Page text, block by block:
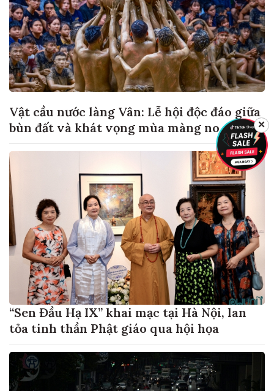
Vật cầu nước làng Vân: Lễ hội độc đáo giữa
bùn đất và khát vọng mùa màng no đủ
“Sen Đầu Hạ IX” khai mạc tại Hà Nội, lan
tỏa tinh thần Phật giáo qua hội họa
✕